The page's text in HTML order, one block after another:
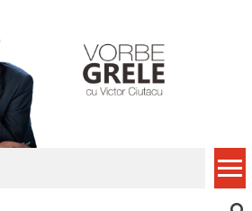
Cum îți schimbi, rapid, gratuit și eficient,